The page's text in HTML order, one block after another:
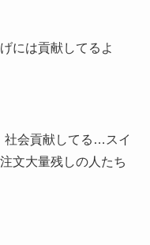
には貢献してるよ
社会貢献してる…スイ
文大量残しの人たち